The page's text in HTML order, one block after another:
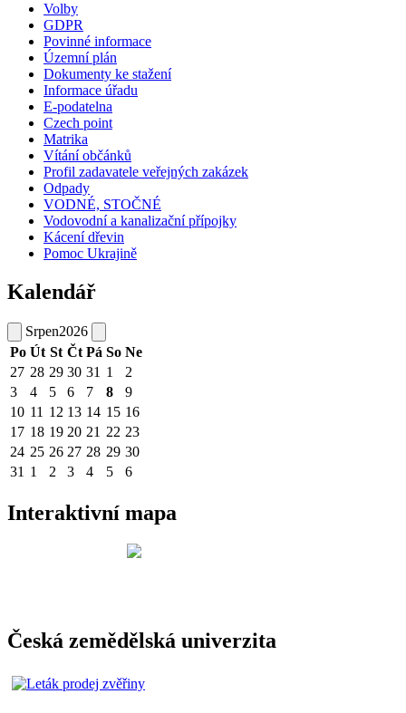
Volby
GDPR
Povinné informace
Územní plán
Dokumenty ke stažení
Informace úřadu
E-podatelna
Czech point
Matrika
Vítání občánků
Profil zadavatele veřejných zakázek
Odpady
VODNÉ, STOČNÉ
Vodovodní a kanalizační přípojky
Kácení dřevin
Pomoc Ukrajině
Kalendář
Srpen2026
Po Út St Čt Pá So Ne
27 28 29 30 31 1
2
3
4 5 6 7 8
9
10 11 12 13 14 15 16
17 18 19 20 21 22 23
24 25 26 27 28 29 30
31 1 2 3 4 5 6
Interaktivní mapa
Česká zemědělská univerzita